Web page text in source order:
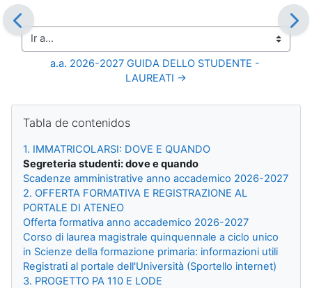
Ir a...
a.a. 2026-2027 GUIDA DELLO STUDENTE -
LAUREATI →
Bloques
Tabla de contenidos
1. IMMATRICOLARSI: DOVE E QUANDO
Segreteria studenti: dove e quando
Scadenze amministrative anno accademico 2026-2027
2. OFFERTA FORMATIVA E REGISTRAZIONE AL
PORTALE DI ATENEO
Offerta formativa anno accademico 2026-2027
Corso di laurea magistrale quinquennale a ciclo unico
in Scienze della formazione primaria: informazioni utili
Registrati al portale dell'Università (Sportello internet)
3. PROGETTO PA 110 E LODE